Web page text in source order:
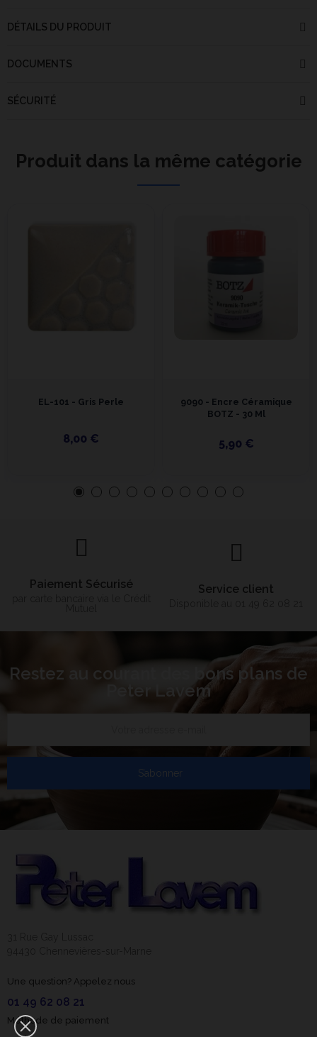
DÉTAILS DU PRODUIT
DOCUMENTS
SÉCURITÉ
Produit dans la même catégorie
EL-101 - Gris Perle
8,00 €
9090 - Encre Céramique
BOTZ - 30 Ml
5,90 €
Paiement Sécurisé Service client
Restez au courant des bons plans de
Peter Lavem
S’abonner
Une question? Appelez nous
01 49 62 08 21
Méthode de paiement